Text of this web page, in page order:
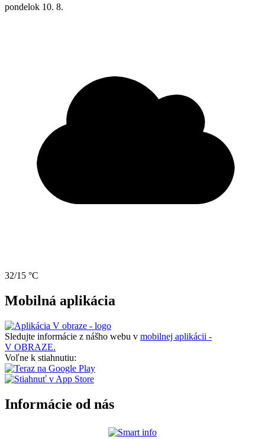
pondelok 10. 8.
32/15 °C
Mobilná aplikácia
Sledujte informácie z nášho webu v mobilnej aplikácii -
V OBRAZE.
Voľne k stiahnutiu:
Informácie od nás